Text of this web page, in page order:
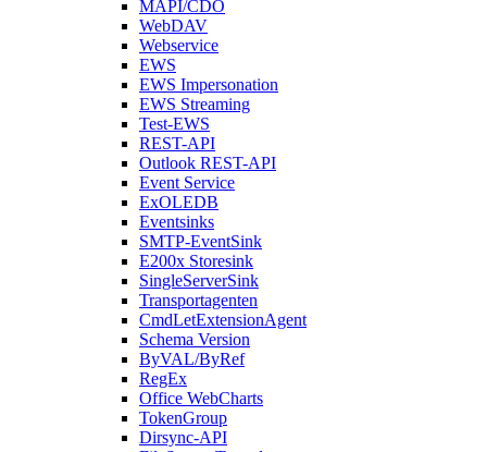
MAPI/CDO
WebDAV
Webservice
EWS
EWS Impersonation
EWS Streaming
Test-EWS
REST-API
Outlook REST-API
Event Service
ExOLEDB
Eventsinks
SMTP-EventSink
E200x Storesink
SingleServerSink
Transportagenten
CmdLetExtensionAgent
Schema Version
ByVAL/ByRef
RegEx
Office WebCharts
TokenGroup
Dirsync-API